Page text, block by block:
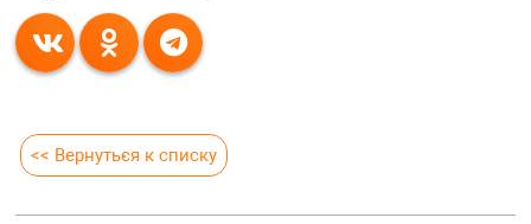
<< Вернуться к списку